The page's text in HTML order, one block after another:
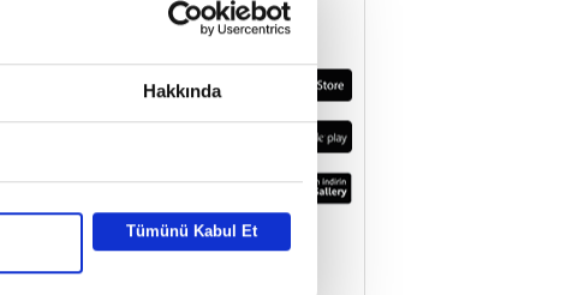
Hakkında
Tümünü Kabul Et